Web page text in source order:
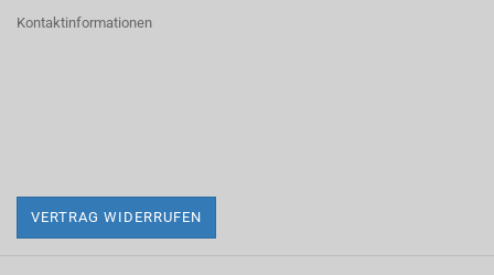
Kontaktinformationen
VERTRAG WIDERRUFEN